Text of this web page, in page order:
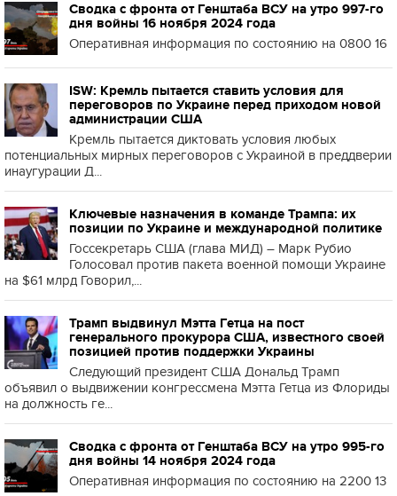
Сводка с фронта от Генштаба ВСУ на утро 997-го
дня войны 16 ноября 2024 года
Оперативная информация по состоянию на 0800 16
ISW: Кремль пытается ставить условия для
переговоров по Украине перед приходом новой
администрации США
Кремль пытается диктовать условия любых
потенциальных мирных переговоров с Украиной в преддверии
инаугурации Д...
Ключевые назначения в команде Трампа: их
позиции по Украине и международной политике
Госсекретарь США (глава МИД) – Марк Рубио
Голосовал против пакета военной помощи Украине
на $61 млрд Говорил,...
Трамп выдвинул Мэтта Гетца на пост
генерального прокурора США, известного своей
позицией против поддержки Украины
Следующий президент США Дональд Трамп
объявил о выдвижении конгрессмена Мэтта Гетца из Флориды
на должность ге...
Сводка с фронта от Генштаба ВСУ на утро 995-го
дня войны 14 ноября 2024 года
Оперативная информация по состоянию на 2200 13